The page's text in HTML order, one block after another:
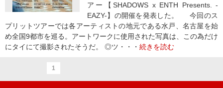
アー【SHADOWS x ENTH Presents. -
EAZY-】の開催を発表した。 今回のス
プリットツアーでは各アーティストの地元である水戸、名古屋を始
め全国9都市を巡る。アートワークに使用された写真は、この為だけ
にタイにて撮影されたそうだ。 ◎ツ・・・ 続きを読む
1